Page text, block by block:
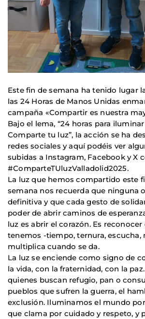
Este fin de semana ha tenido lugar
las 24 Horas de Manos Unidas
campaña «Compartir es nuestra
Bajo el lema, “24 horas para
Comparte tu luz”, la acción se ha
redes sociales y aquí podéis ver
subidas a Instagram, Facebook y X
#ComparteTUluzValladolid2025.
La luz que hemos compartido este
semana nos recuerda que ninguna
definitiva y que cada gesto de
poder de abrir caminos de
luz es abrir el corazón. Es
tenemos -tiempo, ternura, escucha,
multiplica cuando se da.
La luz se enciende como signo de
la vida, con la fraternidad, con la
quienes buscan refugio, pan o
pueblos que sufren la guerra, el
exclusión. Iluminamos el mundo
que clama por cuidado y respeto, y